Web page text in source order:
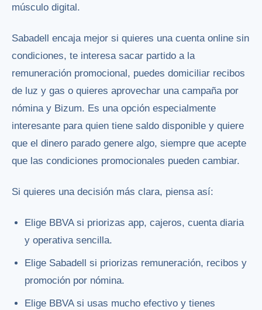
músculo digital.
Sabadell encaja mejor si quieres una cuenta online sin
condiciones, te interesa sacar partido a la
remuneración promocional, puedes domiciliar recibos
de luz y gas o quieres aprovechar una campaña por
nómina y Bizum. Es una opción especialmente
interesante para quien tiene saldo disponible y quiere
que el dinero parado genere algo, siempre que acepte
que las condiciones promocionales pueden cambiar.
Si quieres una decisión más clara, piensa así:
Elige BBVA si priorizas app, cajeros, cuenta diaria
y operativa sencilla.
Elige Sabadell si priorizas remuneración, recibos y
promoción por nómina.
Elige BBVA si usas mucho efectivo y tienes